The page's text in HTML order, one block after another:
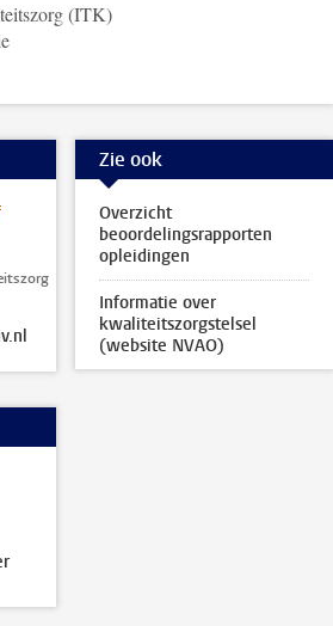
(ITK)
Zie ook
Overzicht
beoordelingsrapporten
opleidingen
Informatie over
kwaliteitszorgstelsel
(website NVAO)